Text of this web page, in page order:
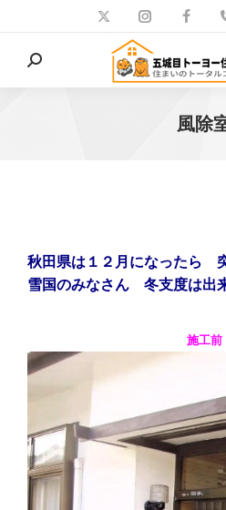
検
索:
風除
秋田県は１２月になったら
雪国のみなさん 冬支度は出
施工前